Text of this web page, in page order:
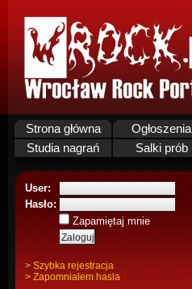
Strona główna Ogłoszenia
Studia nagrań
Salki prób
User:
Hasło:
Zapamiętaj mnie
> Szybka rejestracja
> Zapomnialem hasla